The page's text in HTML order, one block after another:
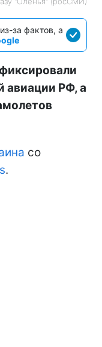
за фактов, а
авиации РФ, а
со
.